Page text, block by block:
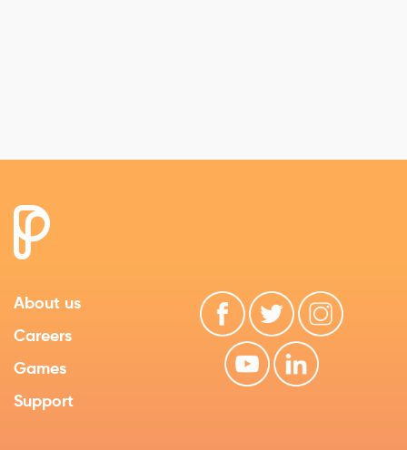
About us
Careers
Games
Support